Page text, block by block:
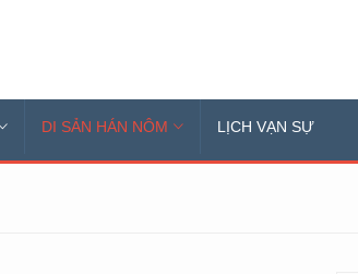
DI SẢN HÁN NÔM LỊCH VẠN SỰ